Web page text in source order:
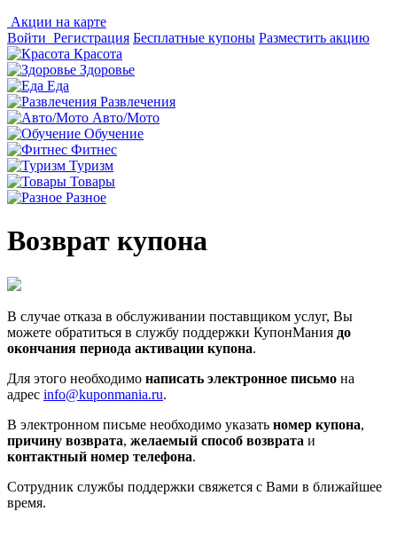
Акции на карте
Войти Регистрация Бесплатные купоны Разместить акцию
Красота
Здоровье
Еда
Развлечения
Авто/Мото
Обучение
Фитнес
Туризм
Товары
Разное
Возврат купона
В случае отказа в обслуживании поставщиком услуг, Вы
можете обратиться в службу поддержки КупонМания до
окончания периода активации купона.
Для этого необходимо написать электронное письмо на
адрес info@kuponmania.ru.
В электронном письме необходимо указать номер купона,
причину возврата, желаемый способ возврата и
контактный номер телефона.
Сотрудник службы поддержки свяжется с Вами в ближайшее
время.